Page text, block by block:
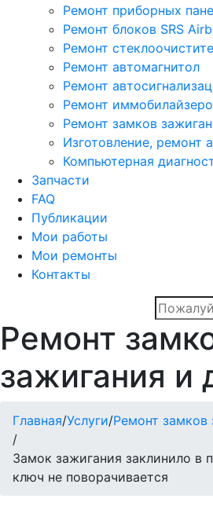
Ремонт приборных
Ремонт блоков SRS
Ремонт
Ремонт автомагнитол
Ремонт
Ремонт
Ремонт замков
Изготовление, ремонт
Компьютерная
Запчасти
FAQ
Публикации
Мои работы
Мои ремонты
Контакты
Ремонт
зажигания и
Главная/Услуги/Ремонт замков
/
Замок зажигания заклинило в
ключ не поворачивается